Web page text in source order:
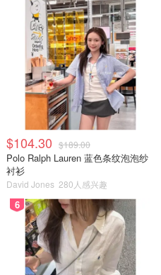
$104.30 $189.00
Polo Ralph Lauren 蓝色条纹泡泡纱
衬衫
David Jones 280人感兴趣
6